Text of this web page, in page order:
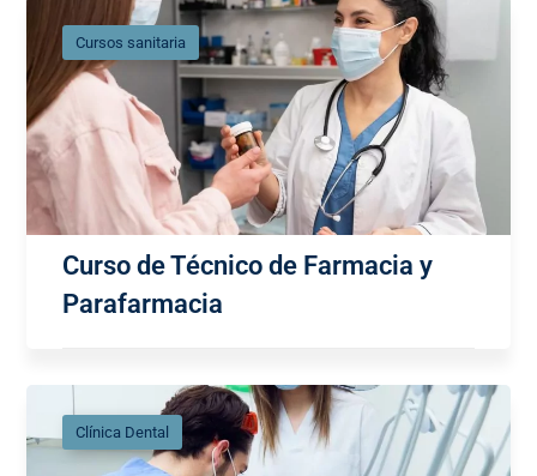
Cursos sanitaria
Curso de Técnico de Farmacia y
Parafarmacia
Clínica Dental